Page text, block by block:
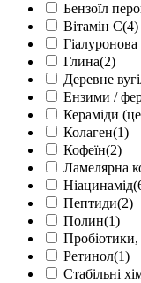
Бензоїл
Вітамін С(4)
Гіалуронова
Глина(2)
Деревне
Ензими /
Кераміди
Колаген(1)
Кофеїн(2)
Ламелярна
Ніацинамід
Пептиди(2)
Полин(1)
Пробіотики,
Ретинол(1)
Стабільні